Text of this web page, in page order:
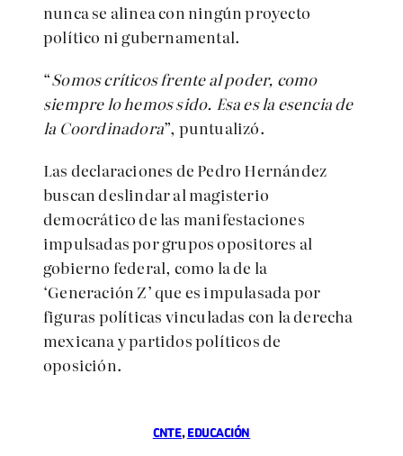
nunca se alinea con ningún proyecto
político ni gubernamental.
“Somos críticos frente al poder, como
siempre lo hemos sido. Esa es la esencia de
la Coordinadora”, puntualizó.
Las declaraciones de Pedro Hernández
buscan deslindar al magisterio
democrático de las manifestaciones
impulsadas por grupos opositores al
gobierno federal, como la de la
‘Generación Z’ que es impulasada por
figuras políticas vinculadas con la derecha
mexicana y partidos políticos de
oposición.
CNTE, EDUCACIÓN